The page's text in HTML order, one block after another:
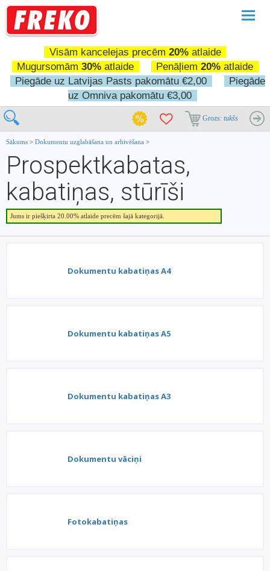
Visām kancelejas precēm 20%atlaide
Mugursomām 30% atlaide Penāļiem 20% atlaide
Piegāde uz Latvijas Pasts pakomātu €2,00
Piegāde
uz Omniva pakomātu €3,00
Grozs: tukšs
Sākums > Dokumentu uzglabāšana un arhivēšana >
Prospektkabatas,
kabatiņas, stūrīši
Jums ir piešķirta 20.00% atlaide precēm šajā kategorijā.
Dokumentu kabatiņas A4
Dokumentu kabatiņas A5
Dokumentu kabatiņas A3
Dokumentu vāciņi
Fotokabatiņas